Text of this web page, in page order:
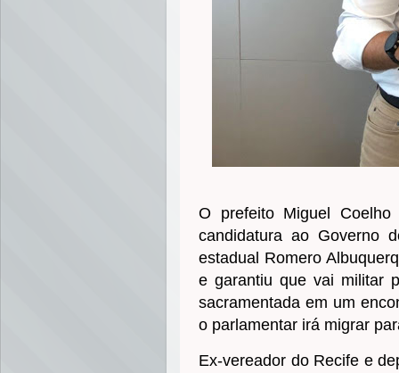
O prefeito Miguel
candidatura ao Governo
estadual Romero
e garantiu que vai militar
sacramentada em um
o parlamentar irá migrar
Ex-vereador do Recife e